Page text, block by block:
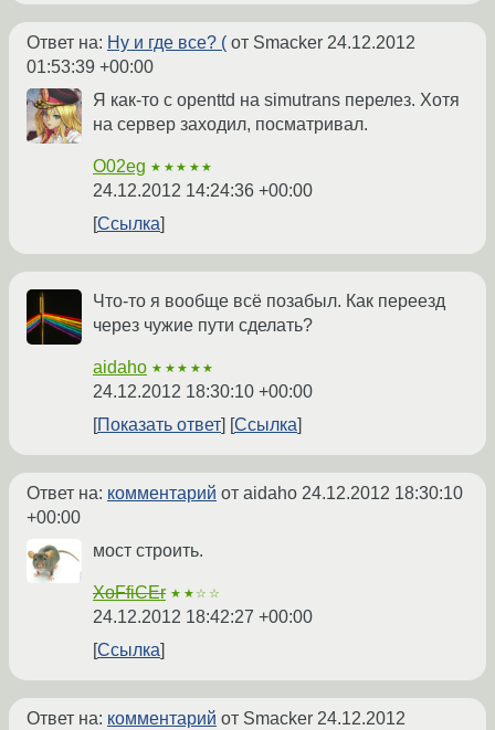
Ответ на: Ну и где все? ( от Smacker 24.12.2012
01:53:39 +00:00
Я как-то с openttd на simutrans перелез. Хотя
на сервер заходил, посматривал.
O02eg ★★★★★
24.12.2012 14:24:36 +00:00
Ссылка
Что-то я вообще всё позабыл. Как переезд
через чужие пути сделать?
aidaho ★★★★★
24.12.2012 18:30:10 +00:00
Показать ответ
Ссылка
Ответ на: комментарий от aidaho 24.12.2012 18:30:10
+00:00
мост строить.
XoFfiCEr ★★☆☆
24.12.2012 18:42:27 +00:00
Ссылка
Ответ на: комментарий от Smacker 24.12.2012